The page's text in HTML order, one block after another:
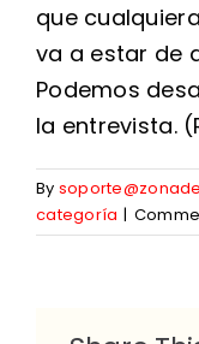
que
va a estar de
Podemos
la entrevista.
By
categoría |